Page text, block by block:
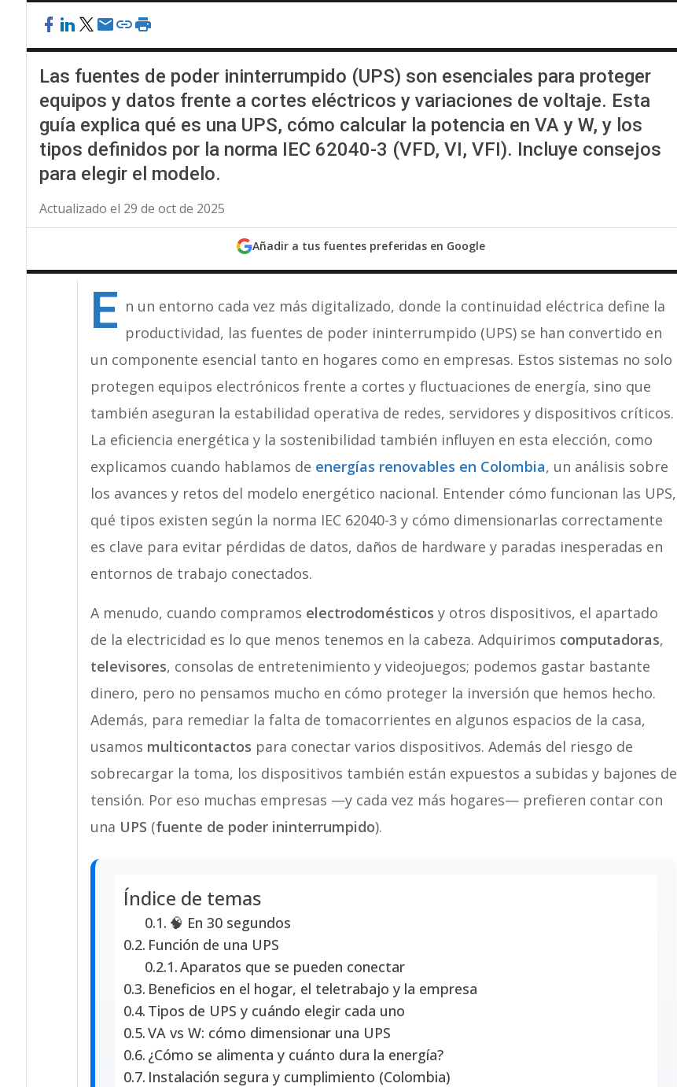
Las fuentes de poder ininterrumpido (UPS) son esenciales para proteger
equipos y datos frente a cortes eléctricos y variaciones de voltaje. Esta
guía explica qué es una UPS, cómo calcular la potencia en VA y W, y los
tipos definidos por la norma IEC 62040-3 (VFD, VI, VFI). Incluye consejos
para elegir el modelo.
Actualizado el 29 de oct de 2025
Añadir a tus fuentes preferidas en Google
E n un entorno cada vez más digitalizado, donde la continuidad eléctrica define la
productividad, las fuentes de poder ininterrumpido (UPS) se han convertido en
un componente esencial tanto en hogares como en empresas. Estos sistemas no solo
protegen equipos electrónicos frente a cortes y fluctuaciones de energía, sino que
también aseguran la estabilidad operativa de redes, servidores y dispositivos críticos.
La eficiencia energética y la sostenibilidad también influyen en esta elección, como
explicamos cuando hablamos de energías renovables en Colombia, un análisis sobre
los avances y retos del modelo energético nacional. Entender cómo funcionan las UPS,
qué tipos existen según la norma IEC 62040-3 y cómo dimensionarlas correctamente
es clave para evitar pérdidas de datos, daños de hardware y paradas inesperadas en
entornos de trabajo conectados.
A menudo, cuando compramos electrodomésticos y otros dispositivos, el apartado
de la electricidad es lo que menos tenemos en la cabeza. Adquirimos computadoras,
televisores, consolas de entretenimiento y videojuegos; podemos gastar bastante
dinero, pero no pensamos mucho en cómo proteger la inversión que hemos hecho.
Además, para remediar la falta de tomacorrientes en algunos espacios de la casa,
usamos multicontactos para conectar varios dispositivos. Además del riesgo de
sobrecargar la toma, los dispositivos también están expuestos a subidas y bajones de
tensión. Por eso muchas empresas —y cada vez más hogares— prefieren contar con
una UPS (fuente de poder ininterrumpido).
Índice de temas
🧠 En 30 segundos
Función de una UPS
Aparatos que se pueden conectar
Beneficios en el hogar, el teletrabajo y la empresa
Tipos de UPS y cuándo elegir cada uno
VA vs W: cómo dimensionar una UPS
¿Cómo se alimenta y cuánto dura la energía?
Instalación segura y cumplimiento (Colombia)
C
Consumo digital E Empresas Líderes TI P Personas